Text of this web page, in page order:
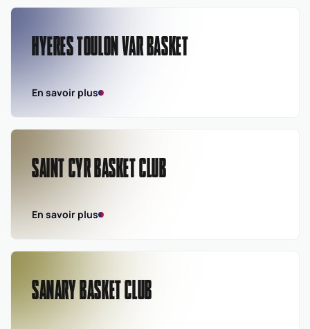
HYERES TOULON VAR BASKET
En savoir plus
SAINT CYR BASKET CLUB
En savoir plus
SANARY BASKET CLUB